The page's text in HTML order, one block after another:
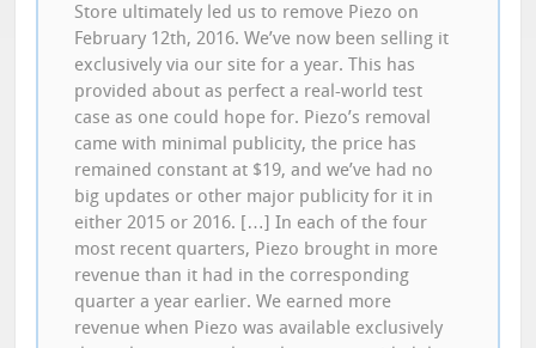
Store ultimately led us to remove Piezo on
February 12th, 2016. We’ve now been selling it
exclusively via our site for a year. This has
provided about as perfect a real-world test
case as one could hope for. Piezo’s removal
came with minimal publicity, the price has
remained constant at $19, and we’ve had no
big updates or other major publicity for it in
either 2015 or 2016. […] In each of the four
most recent quarters, Piezo brought in more
revenue than it had in the corresponding
quarter a year earlier. We earned more
revenue when Piezo was available exclusively